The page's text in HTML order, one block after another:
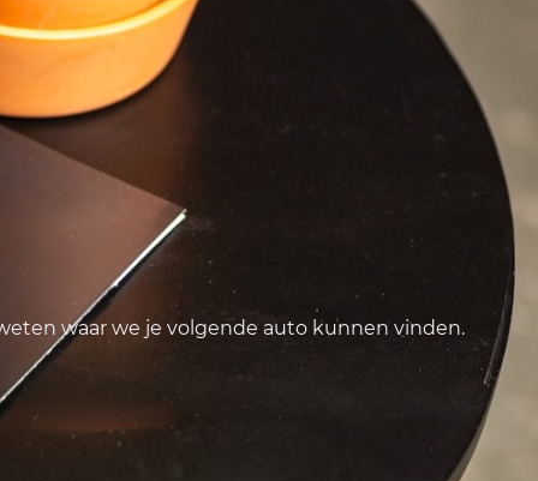
waar we je volgende auto kunnen vinden.